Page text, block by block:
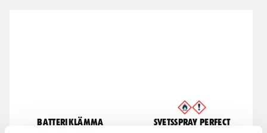
Batteriklämma Svetsspray Perfect